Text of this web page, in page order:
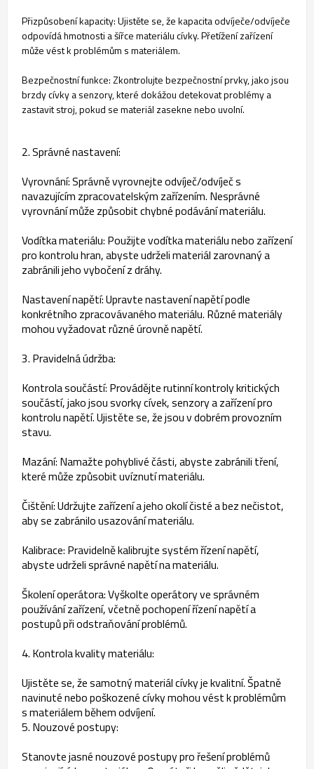
Přizpůsobení kapacity: Ujistěte se, že kapacita odvíječe/odvíječe
odpovídá hmotnosti a šířce materiálu cívky. Přetížení zařízení
může vést k problémům s materiálem.
Bezpečnostní funkce: Zkontrolujte bezpečnostní prvky, jako jsou
brzdy cívky a senzory, které dokážou detekovat problémy a
zastavit stroj, pokud se materiál zasekne nebo uvolní.
2. Správné nastavení:
Vyrovnání: Správně vyrovnejte odvíječ/odvíječ s
navazujícím zpracovatelským zařízením. Nesprávné
vyrovnání může způsobit chybné podávání materiálu.
Vodítka materiálu: Použijte vodítka materiálu nebo zařízení
pro kontrolu hran, abyste udrželi materiál zarovnaný a
zabránili jeho vybočení z dráhy.
Nastavení napětí: Upravte nastavení napětí podle
konkrétního zpracovávaného materiálu. Různé materiály
mohou vyžadovat různé úrovně napětí.
3. Pravidelná údržba:
Kontrola součástí: Provádějte rutinní kontroly kritických
součástí, jako jsou svorky cívek, senzory a zařízení pro
kontrolu napětí. Ujistěte se, že jsou v dobrém provozním
stavu.
Mazání: Namažte pohyblivé části, abyste zabránili tření,
které může způsobit uvíznutí materiálu.
Čištění: Udržujte zařízení a jeho okolí čisté a bez nečistot,
aby se zabránilo usazování materiálu.
Kalibrace: Pravidelně kalibrujte systém řízení napětí,
abyste udrželi správné napětí na materiálu.
Školení operátora: Vyškolte operátory ve správném
používání zařízení, včetně pochopení řízení napětí a
postupů při odstraňování problémů.
4. Kontrola kvality materiálu:
Ujistěte se, že samotný materiál cívky je kvalitní. Špatně
navinuté nebo poškozené cívky mohou vést k problémům
s materiálem během odvíjení.
5. Nouzové postupy:
Stanovte jasné nouzové postupy pro řešení problémů